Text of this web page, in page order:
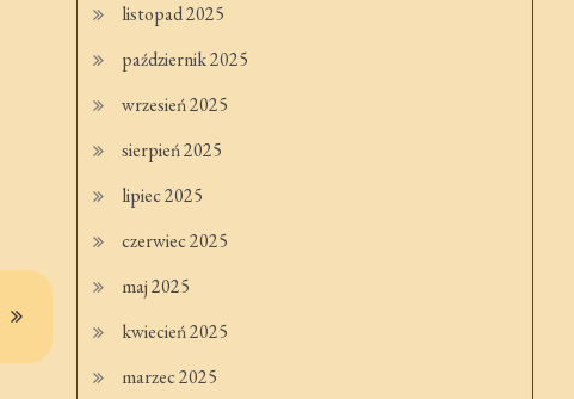
listopad 2025
październik 2025
wrzesień 2025
sierpień 2025
lipiec 2025
czerwiec 2025
maj 2025
kwiecień 2025
marzec 2025